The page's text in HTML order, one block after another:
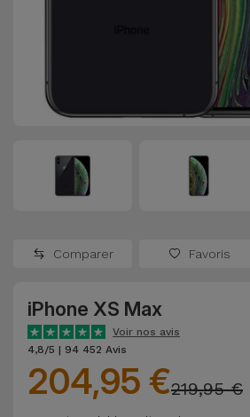
Xiaomi
Oppo
OnePlus
Dyson
TCL
Samsungs
Reconditionnés
Reconditionnés
Reconditionnées
Voir
tout
Protections
d'Écran
Batteries
Externes
et
Enceintes
Montres
Connectées
Comparer Favoris
iPhone XS Max
Voir nos avis
4,8/5 | 94 452 Avis
204,95 €219,95 €